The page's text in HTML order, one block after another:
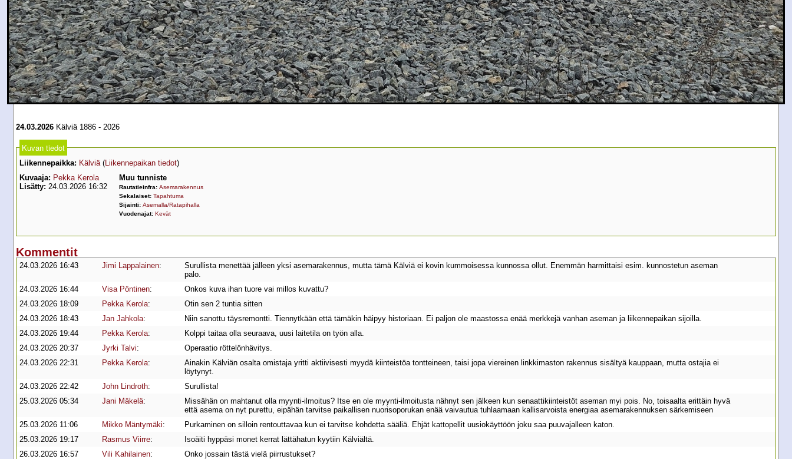
24.03.2026 Kälviä 1886 - 2026
Kuvan tiedot
Liikennepaikka: Kälviä (Liikennepaikan tiedot)
Kuvaaja: Pekka Kerola
Lisätty: 24.03.2026 16:32
Muu tunniste
Rautatieinfra: Asemarakennus
Sekalaiset: Tapahtuma
Sijainti: Asemalla/Ratapihalla
Vuodenajat: Kevät
Kommentit
24.03.2026 16:43 Jimi Lappalainen:
Surullista menettää jälleen yksi asemarakennus, mutta tämä Kälviä ei kovin kummoisessa kunnossa ollut. Enemmän harmittaisi esim. kunnostetun aseman
palo.
24.03.2026 16:44
Visa Pöntinen:
Onkos kuva ihan tuore vai millos kuvattu?
24.03.2026 18:09
Pekka Kerola:
Otin sen 2 tuntia sitten
24.03.2026 18:43
Jan Jahkola:
Niin sanottu täysremontti. Tiennytkään että tämäkin häipyy historiaan. Ei paljon ole maastossa enää merkkejä vanhan aseman ja liikennepaikan sijoilla.
24.03.2026 19:44
Pekka Kerola:
Kolppi taitaa olla seuraava, uusi laitetila on työn alla.
24.03.2026 20:37
Jyrki Talvi:
Operaatio röttelönhävitys.
24.03.2026 22:31
Pekka Kerola:
Ainakin Kälviän osalta omistaja yritti aktiivisesti myydä kiinteistöa tontteineen, taisi jopa viereinen linkkimaston rakennus sisältyä kauppaan, mutta ostajia ei
löytynyt.
24.03.2026 22:42
John Lindroth:
Surullista!
25.03.2026 05:34
Jani Mäkelä:
Missähän on mahtanut olla myynti-ilmoitus? Itse en ole myynti-ilmoitusta nähnyt sen jälkeen kun senaattikiinteistöt aseman myi pois. No, toisaalta erittäin hyvä
että asema on nyt purettu, eipähän tarvitse paikallisen nuorisoporukan enää vaivautua tuhlaamaan kallisarvoista energiaa asemarakennuksen särkemiseen
25.03.2026 11:06
Mikko Mäntymäki:
Purkaminen on silloin rentouttavaa kun ei tarvitse kohdetta sääliä. Ehjät kattopellit uusiokäyttöön joku saa puuvajalleen katon.
25.03.2026 19:17
Rasmus Viirre:
Isoäiti hyppäsi monet kerrat lättähatun kyytiin Kälviältä.
26.03.2026 16:57
Vili Kahilainen: Onko jossain tästä vielä piirrustukset?